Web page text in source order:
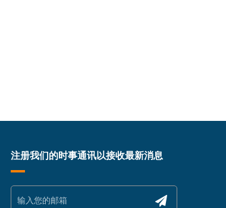
注册我们的时事通讯以接收最新消息